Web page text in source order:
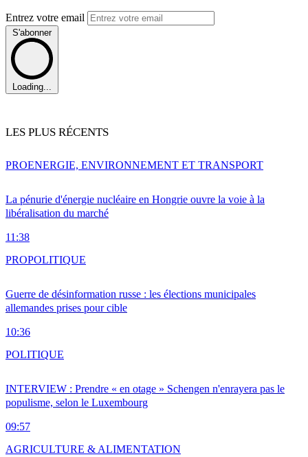
Entrez votre email
S'abonner
Loading...
LES PLUS RÉCENTS
La pénurie d'énergie nucléaire en Hongrie ouvre la voie à la
libéralisation du marché
11:38
PROENERGIE, ENVIRONNEMENT ET TRANSPORT
Guerre de désinformation russe : les élections municipales
allemandes prises pour cible
10:36
PROPOLITIQUE
INTERVIEW : Prendre « en otage » Schengen n'enrayera pas le
populisme, selon le Luxembourg
09:57
POLITIQUE
AGRICULTURE & ALIMENTATION